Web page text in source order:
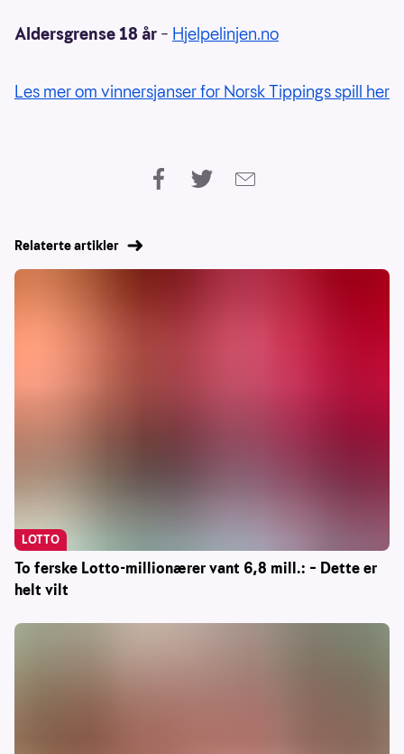
Aldersgrense 18 år – Hjelpelinjen.no
Les mer om vinnersjanser for Norsk Tippings spill her
Relaterte artikler
To ferske Lotto-millionærer vant 6,8 mill.: – Dette er
helt vilt
LOTTO